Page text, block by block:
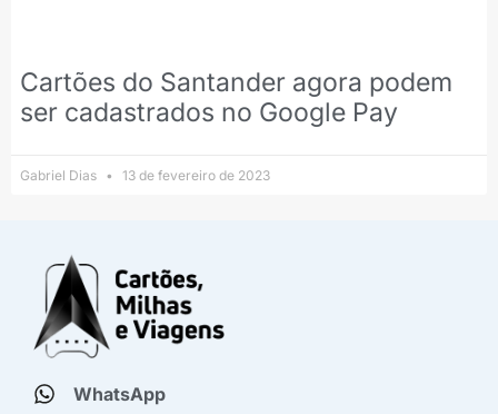
Cartões do Santander agora podem
ser cadastrados no Google Pay
Gabriel Dias 13 de fevereiro de 2023
WhatsApp